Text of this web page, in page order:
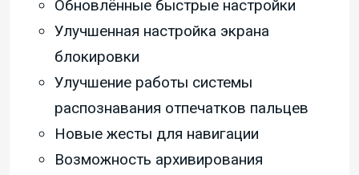
Обновлённые быстрые настройки
Улучшенная настройка экрана
блокировки
Улучшение работы системы
распознавания отпечатков пальцев
Новые жесты для навигации
Возможность архивирования